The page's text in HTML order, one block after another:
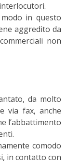
in questo
aggredito da
non
da molto
via fax, anche
l’abbattimento
comodo
in contatto con